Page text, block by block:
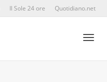
Il Sole 24 ore Quotidiano.net